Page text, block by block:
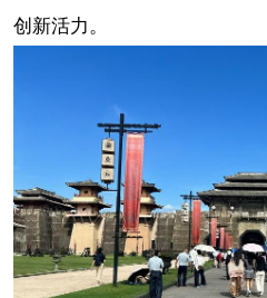
创新活力。